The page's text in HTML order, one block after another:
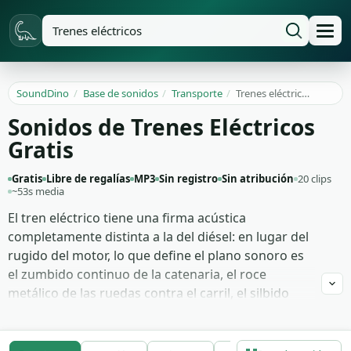
SoundDino / Base de sonidos / Transporte / Trenes eléctricos
Sonidos de Trenes Eléctricos
Gratis
Gratis Libre de regalías MP3 Sin registro Sin atribución 20 clips
~53s media
El tren eléctrico tiene una firma acústica
completamente distinta a la del diésel: en lugar del
rugido del motor, lo que define el plano sonoro es
el zumbido continuo de la catenaria, el roce
metálico de las ruedas contra el carril, el silbido
eléctricos breves cuando el pantógrafo cambia de